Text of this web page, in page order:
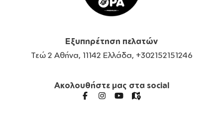
Εξυπηρέτηση πελατών
Τεώ 2 Αθήνα, 11142 Ελλάδα, +302152151246
Ακολουθήστε μας στα social